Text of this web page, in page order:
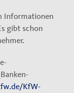
Informationen
gibt schon
KfW-